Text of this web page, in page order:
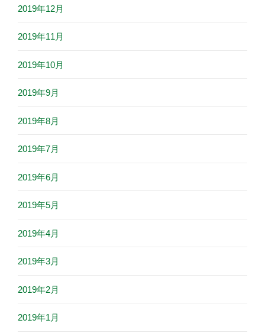
2019年12月
2019年11月
2019年10月
2019年9月
2019年8月
2019年7月
2019年6月
2019年5月
2019年4月
2019年3月
2019年2月
2019年1月